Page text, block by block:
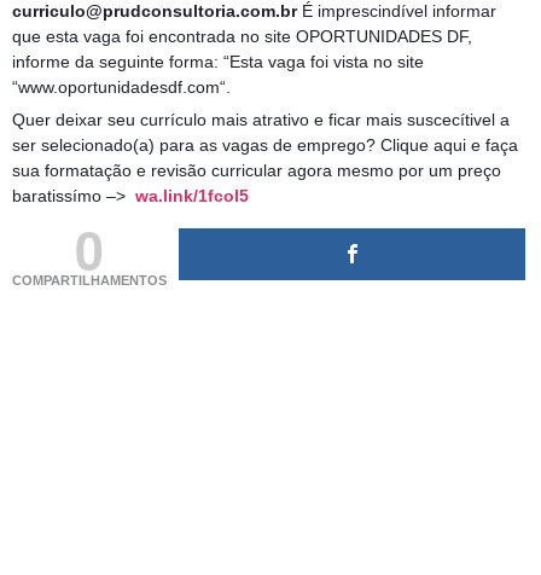
curriculo@prudconsultoria.com.brÉ imprescindível informar
que esta vaga foi encontrada no site OPORTUNIDADES DF,
informe da seguinte forma: “Esta vaga foi vista no site
“www.oportunidadesdf.com“.
Quer deixar seu currículo mais atrativo e ficar mais suscecítivel a
ser selecionado(a) para as vagas de emprego? Clique aqui e faça
sua formatação e revisão curricular agora mesmo por um preço
baratissímo –> wa.link/1fcol5
0
COMPARTILHAMENTOS